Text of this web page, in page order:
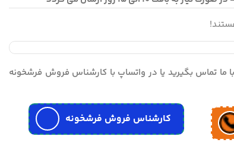
با ما تماس بگیرید یا در واتساپ با کارشناس فروش فرشخونه
کارشناس فروش فرشخونه